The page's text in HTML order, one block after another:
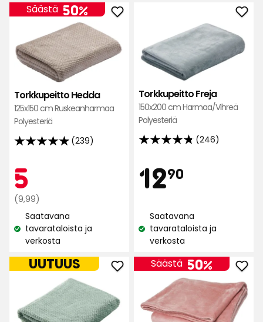
Torkkupeitto Hedda
125x150 cm Ruskeanharmaa
Polyesteriä
(239)
4.9
5:stä,
239
arvostelun
perusteella
5
€
Normaali
hinta
9,99
€
(9,99)
Säästä 50%
Katso
saatavuus:
Saatavana
tavarataloista ja
verkosta
Lisää
Torkkupeitto
Hedda
suosikkeihin
Torkkupeitto Freja
150x200 cm Harmaa/Vihreä
Polyesteriä
(246)
4.8
5:stä,
246
perusteella
1290
€
Katso
saatavuus:
Saatavana
tavarataloista ja
verkosta
UUTUUS
Lisää
Torkkupeitto
Hedda
suosikkeihin
Säästä 50%